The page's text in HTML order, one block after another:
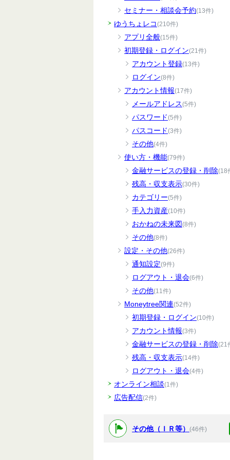
セミナー・相談会予約(13件)
ゆうちょレコ(210件)
アプリ全般(15件)
初期登録・ログイン(21件)
アカウント登録(13件)
ログイン(8件)
アカウント情報(17件)
メールアドレス(5件)
パスワード(5件)
パスコード(3件)
その他(4件)
使い方・機能(79件)
金融サービスの登録・削除(18
残高・収支表示(30件)
カテゴリー(5件)
手入力資産(10件)
おかねの未来図(8件)
その他(8件)
設定・その他(26件)
通知設定(9件)
ログアウト・退会(6件)
その他(11件)
Moneytree関連(52件)
初期登録・ログイン(10件)
アカウント情報(3件)
金融サービスの登録・削除(21
残高・収支表示(14件)
ログアウト・退会(4件)
オンライン相談(1件)
広告配信(2件)
その他（ＩＲ等） (46件)